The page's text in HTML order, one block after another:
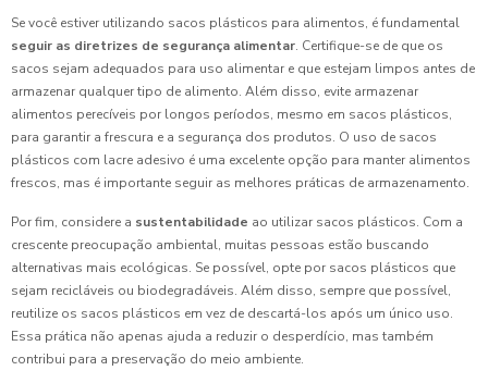
Se você estiver utilizando sacos plásticos para alimentos, é fundamental
seguir as diretrizes de segurança alimentar. Certifique-se de que os
sacos sejam adequados para uso alimentar e que estejam limpos antes de
armazenar qualquer tipo de alimento. Além disso, evite armazenar
alimentos perecíveis por longos períodos, mesmo em sacos plásticos,
para garantir a frescura e a segurança dos produtos. O uso de sacos
plásticos com lacre adesivo é uma excelente opção para manter alimentos
frescos, mas é importante seguir as melhores práticas de armazenamento.
Por fim, considere a sustentabilidade ao utilizar sacos plásticos. Com a
crescente preocupação ambiental, muitas pessoas estão buscando
alternativas mais ecológicas. Se possível, opte por sacos plásticos que
sejam recicláveis ou biodegradáveis. Além disso, sempre que possível,
reutilize os sacos plásticos em vez de descartá-los após um único uso.
Essa prática não apenas ajuda a reduzir o desperdício, mas também
contribui para a preservação do meio ambiente.